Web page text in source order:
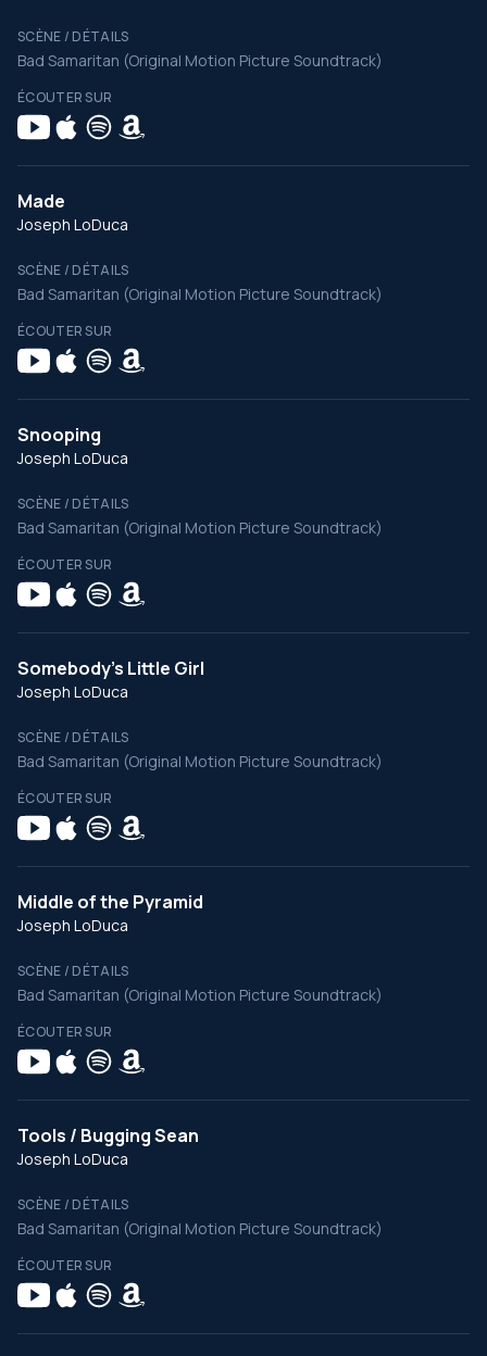
SCÈNE / DÉTAILS
Bad Samaritan (Original Motion Picture Soundtrack)
ÉCOUTER SUR
Made
Joseph LoDuca
SCÈNE / DÉTAILS
Bad Samaritan (Original Motion Picture Soundtrack)
ÉCOUTER SUR
Snooping
Joseph LoDuca
SCÈNE / DÉTAILS
Bad Samaritan (Original Motion Picture Soundtrack)
ÉCOUTER SUR
Somebody's Little Girl
Joseph LoDuca
SCÈNE / DÉTAILS
Bad Samaritan (Original Motion Picture Soundtrack)
ÉCOUTER SUR
Middle of the Pyramid
Joseph LoDuca
SCÈNE / DÉTAILS
Bad Samaritan (Original Motion Picture Soundtrack)
ÉCOUTER SUR
Tools / Bugging Sean
Joseph LoDuca
SCÈNE / DÉTAILS
Bad Samaritan (Original Motion Picture Soundtrack)
ÉCOUTER SUR